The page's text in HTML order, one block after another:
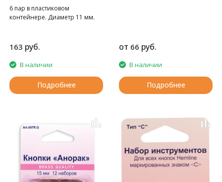
6 пар в пластиковом
контейнере. Диаметр 11 мм.
163 руб.
В наличии
Подробнее
от 66 руб.
В наличии
Подробнее